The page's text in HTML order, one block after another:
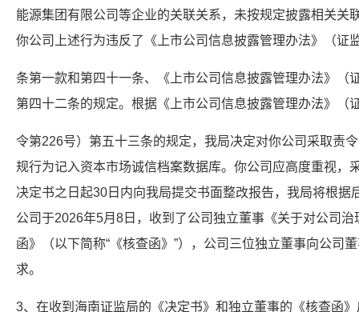
能源集团有限公司等企业的关联关系，未按规定披露相关关
你公司上述行为违反了《上市公司信息披露管理办法》（证
条第一款和第四十一条、《上市公司信息披露管理办法》（
第四十二条的规定。根据《上市公司信息披露管理办法》（
令第226号）第五十三条的规定，我局决定对你公司采取责
规行为记入资本市场诚信档案数据库。你公司应高度重视，
决定书之日起30日内向我局提交书面整改报告，我局将根据
公司于2026年5月8日，收到了公司独立董事《关于对公司
函》（以下简称“《核查函》”），公司三位独立董事向公司
求。
3、在收到海南证监局的《决定书》和独立董事的《核查函